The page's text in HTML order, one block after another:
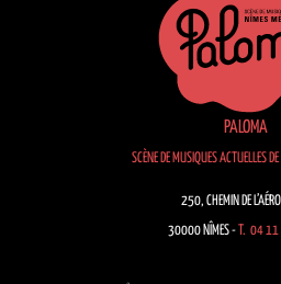
PALOMA
SCÈNE DE MUSIQUES ACTUELLES
250, CHEMIN DE
30000 NÎMES - T. 04